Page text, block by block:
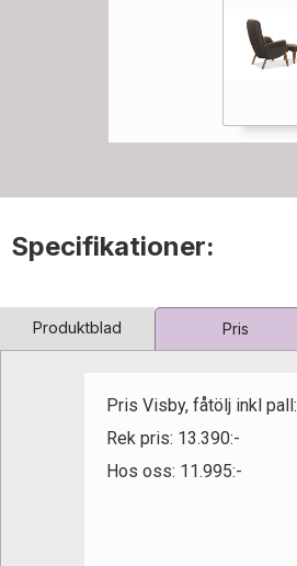
Specifikationer:
Produktblad Pris
Pris Visby, fåtölj inkl pall:
Rek pris: 13.390:-
Hos oss: 11.995:-